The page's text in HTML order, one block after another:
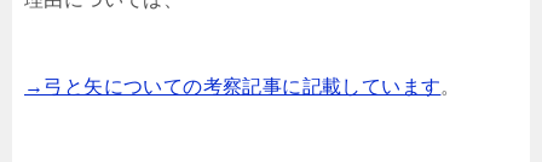
→弓と矢についての考察記事に記載しています。